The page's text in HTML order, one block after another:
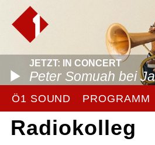
JETZT: IN CONCERT
Peter Somuah bei
Ö1 SOUND PROGRAMM
Radiokolleg